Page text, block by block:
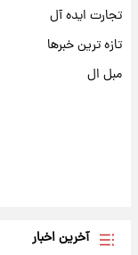
تجارت ایده آل
تازه ترین خبرها
مبل ال
آخرین اخبار